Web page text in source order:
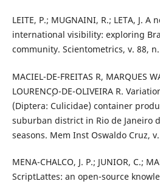
LEITE, P.; MUGNAINI, R.; LETA, J.
international visibility: exploring
community. Scientometrics, v. 88,
MACIEL-DE-FREITAS R, MARQUES
LOURENC¸O-DE-OLIVEIRA R.
(Diptera: Culicidae) container
suburban district in Rio de Janeiro
seasons. Mem Inst Oswaldo Cruz,
MENA-CHALCO, J. P.; JUNIOR, C.;
ScriptLattes: an open-source